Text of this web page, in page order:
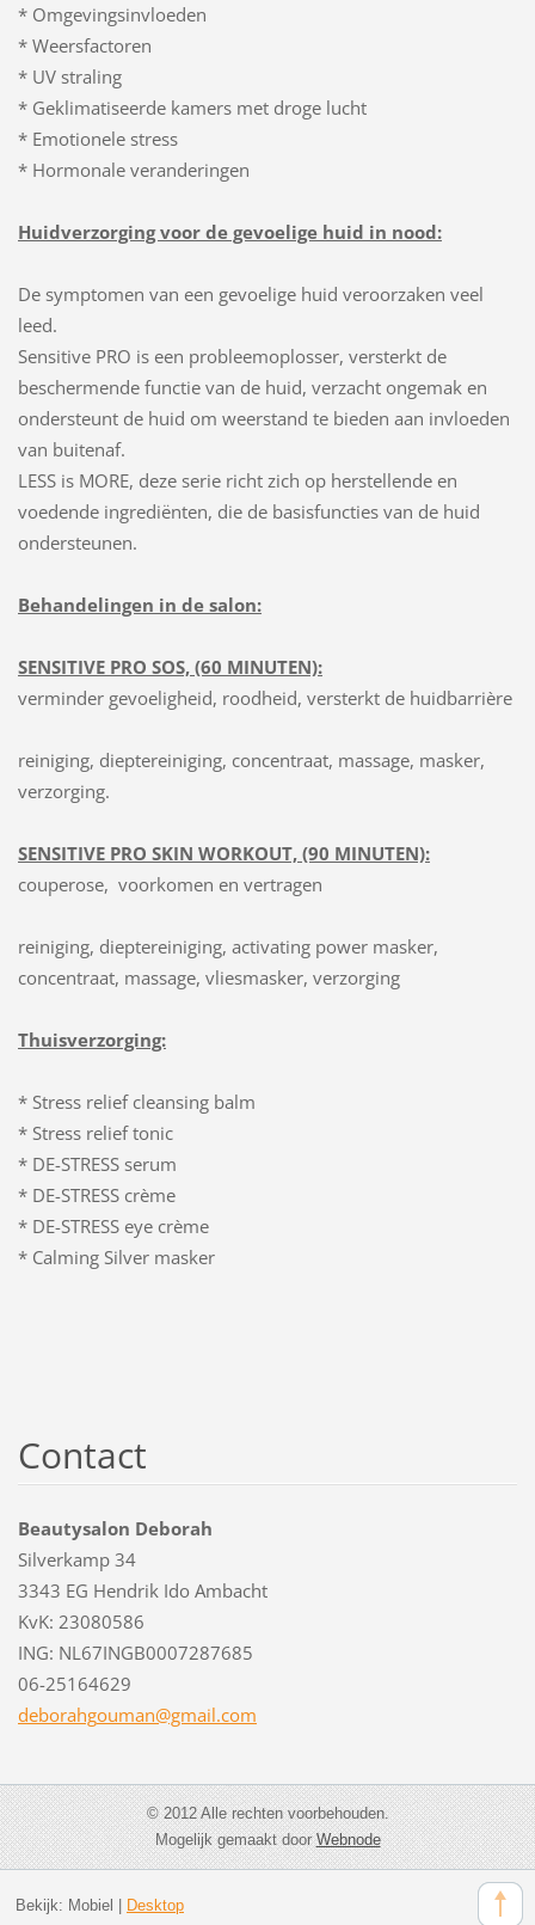
* Omgevingsinvloeden
* Weersfactoren
* UV straling
* Geklimatiseerde kamers met droge lucht
* Emotionele stress
* Hormonale veranderingen
Huidverzorging voor de gevoelige huid in nood:
De symptomen van een gevoelige huid veroorzaken veel
leed.
Sensitive PRO is een probleemoplosser, versterkt de
beschermende functie van de huid, verzacht ongemak en
ondersteunt de huid om weerstand te bieden aan invloeden
van buitenaf.
LESS is MORE, deze serie richt zich op herstellende en
voedende ingrediënten, die de basisfuncties van de huid
ondersteunen.
Behandelingen in de salon:
SENSITIVE PRO SOS, (60 MINUTEN):
verminder gevoeligheid, roodheid, versterkt de huidbarrière
reiniging, dieptereiniging, concentraat, massage, masker,
verzorging.
SENSITIVE PRO SKIN WORKOUT, (90 MINUTEN):
couperose, voorkomen en vertragen
reiniging, dieptereiniging, activating power masker,
concentraat, massage, vliesmasker, verzorging
Thuisverzorging:
* Stress relief cleansing balm
* Stress relief tonic
* DE-STRESS serum
* DE-STRESS crème
* DE-STRESS eye crème
* Calming Silver masker
Contact
Beautysalon Deborah
Silverkamp 34
3343 EG Hendrik Ido Ambacht
KvK: 23080586
ING: NL67INGB0007287685
06-25164629
deborahgouman@gmail.com
© 2012 Alle rechten voorbehouden.
Mogelijk gemaakt doorWebnode
Bekijk: Mobiel Desktop